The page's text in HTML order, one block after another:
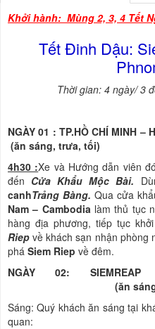
Khởi hành: Mùng 2, 3, 4 Tết
Tết Đinh Dậu:
Thời gian: 4 ngày/ 3
NGÀY 01 : TP.HỒ CHÍ
(ăn sáng, trưa, tối)
4h30 :Xe và Hướng dẫn viên
đến Cửa Khẩu Mộc Bài.
canhTrảng Bàng. Qua cửa
Nam – Cambodia làm thủ tục
hàng địa phương, tiếp tục
Riep về khách sạn nhận phòng
phá Siem Riep về đêm.
NGÀY 02:
(ăn sáng,
Sáng: Quý khách ăn sáng tại
quan: